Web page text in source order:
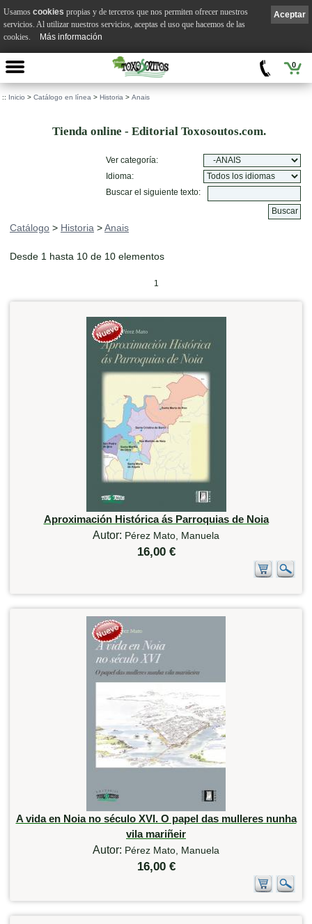
0
:: Inicio > Catálogo en línea > Historia > Anais
Tienda online - Editorial Toxosoutos.com.
Ver categoría:
Idioma:
Buscar el siguiente texto:
Catálogo > Historia >Anais
Desde 1 hasta 10 de 10 elementos
1
Aproximación Histórica ás Parroquias de Noia
Autor: Pérez Mato, Manuela
16,00 €
A vida en Noia no século XVI. O papel das mulleres nunha
vila mariñeir
Autor: Pérez Mato, Manuela
16,00 €
Aceptar
Usamos cookies propias y de terceros que nos permiten ofrecer nuestros
servicios. Al utilizar nuestros servicios, aceptas el uso que hacemos de las
cookies.
Más información